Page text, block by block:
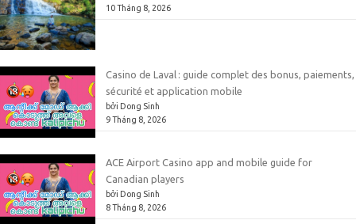
10 Tháng 8, 2026
Casino de Laval : guide complet des bonus, paiements,
sécurité et application mobile
bởi Dong Sinh
9 Tháng 8, 2026
ACE Airport Casino app and mobile guide for
Canadian players
bởi Dong Sinh
8 Tháng 8, 2026